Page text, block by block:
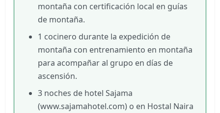
montaña con certificación local en guías
de montaña.
1 cocinero durante la expedición de
montaña con entrenamiento en montaña
para acompañar al grupo en días de
ascensión.
3 noches de hotel Sajama
(www.sajamahotel.com) o en Hostal Naira